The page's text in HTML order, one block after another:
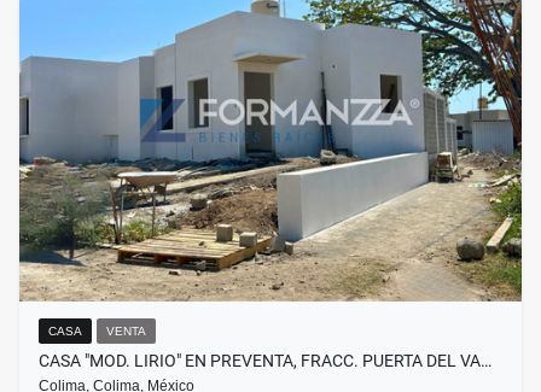
CASA VENTA
CASA "MOD. LIRIO" EN PREVENTA, FRACC. PUERTA DEL VA…
Colima, Colima, México